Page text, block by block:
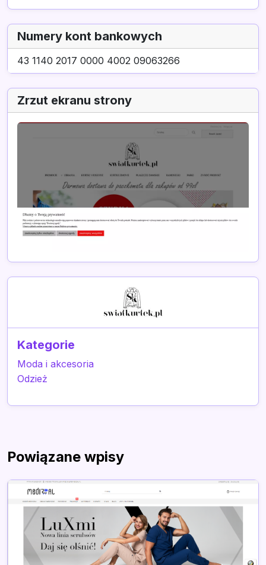
Numery kont bankowych
43 1140 2017 0000 4002 09063266
Zrzut ekranu strony
Kategorie
Moda i akcesoria
Odzież
Powiązane wpisy